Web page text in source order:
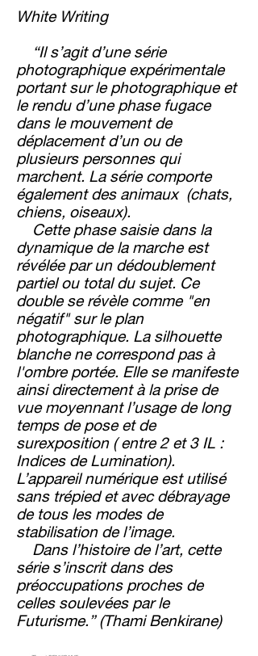
White Writing
“Il s’agit d’une série
photographique expérimentale
portant sur le photographique et
le rendu d’une phase fugace
dans le mouvement de
déplacement d’un ou de
plusieurs personnes qui
marchent. La série comporte
également des animaux (chats,
chiens, oiseaux).
Cette phase saisie dans la
dynamique de la marche est
révélée par un dédoublement
partiel ou total du sujet. Ce
double se révèle comme "en
négatif" sur le plan
photographique. La silhouette
blanche ne correspond pas à
l'ombre portée. Elle se manifeste
ainsi directement à la prise de
vue moyennant l’usage de long
temps de pose et de
surexposition ( entre 2 et 3 IL :
Indices de Lumination).
L’appareil numérique est utilisé
sans trépied et avec débrayage
de tous les modes de
stabilisation de l’image.
Dans l’histoire de l’art, cette
série s’inscrit dans des
préoccupations proches de
celles soulevées par le
Futurisme.” (Thami Benkirane)